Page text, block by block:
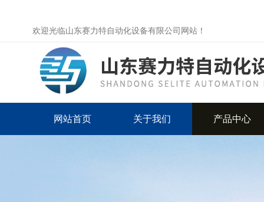
欢迎光临山东赛力特自动化设备有限公司网站！
网站首页 关于我们 产品中心